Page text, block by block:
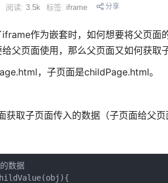
阅读: 3.5k 标签: iframe 分享
iframe作为嵌套时，如何想要将父页
父页面使用，那么父页面又如何获取
，子页面是childPage.html。
获取子页面传入的数据（子页面给父页
数据